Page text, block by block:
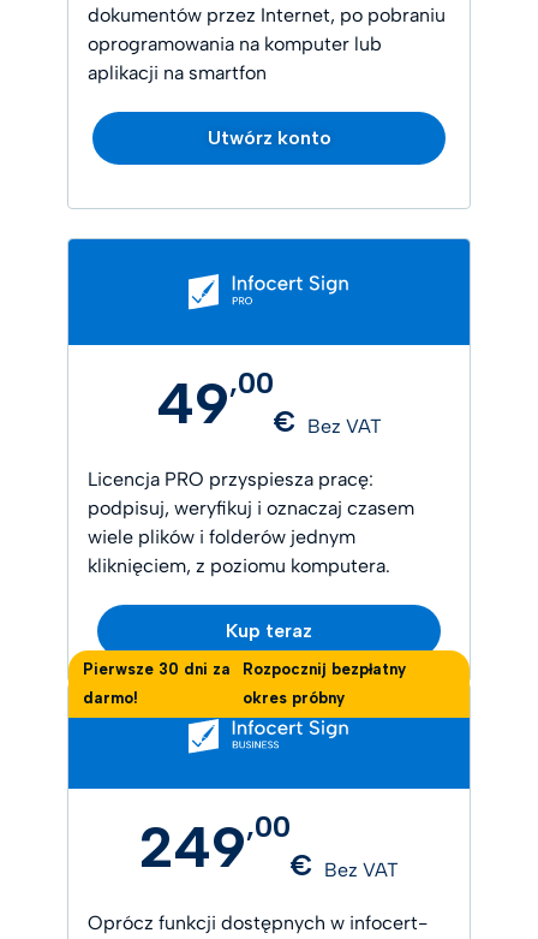
dokumentów przez Internet, po pobraniu
oprogramowania na komputer lub
aplikacji na smartfon
Utwórz konto
49,00
€ Bez VAT
Licencja PRO przyspiesza pracę:
podpisuj, weryfikuj i oznaczaj czasem
wiele plików i folderów jednym
kliknięciem, z poziomu komputera.
Kup teraz
Pierwsze 30 dni za
darmo!
Rozpocznij bezpłatny
okres próbny
249,00
€ Bez VAT
Oprócz funkcji dostępnych w infocert-